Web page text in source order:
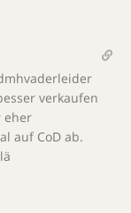
verkaufen
eher
auf CoD ab.